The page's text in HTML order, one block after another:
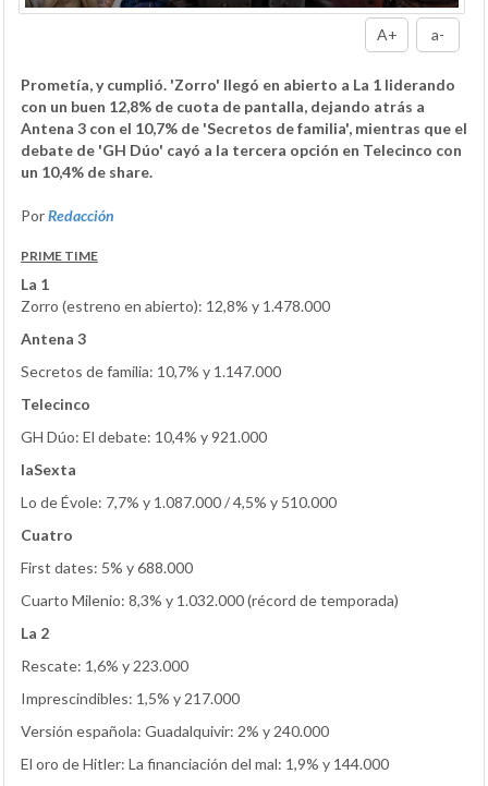
A+ a-
Prometía, y cumplió. 'Zorro' llegó en abierto a La 1 liderando
con un buen 12,8% de cuota de pantalla, dejando atrás a
Antena 3 con el 10,7% de 'Secretos de familia', mientras que el
debate de 'GH Dúo' cayó a la tercera opción en Telecinco con
un 10,4% de share.
PorRedacción
PRIME TIME
La 1
Zorro (estreno en abierto): 12,8% y 1.478.000
Antena 3
Secretos de familia: 10,7% y 1.147.000
Telecinco
GH Dúo: El debate: 10,4% y 921.000
laSexta
Lo de Évole: 7,7% y 1.087.000 / 4,5% y 510.000
Cuatro
First dates: 5% y 688.000
Cuarto Milenio: 8,3% y 1.032.000 (récord de temporada)
La 2
Rescate: 1,6% y 223.000
Imprescindibles: 1,5% y 217.000
Versión española: Guadalquivir: 2% y 240.000
El oro de Hitler: La financiación del mal: 1,9% y 144.000